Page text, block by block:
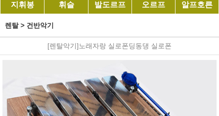
지휘봉 휘슬 발도르프 오르프 알프호른
렌탈> 건반악기
[렌탈악기]노래자랑 실로폰딩동댕 실로폰